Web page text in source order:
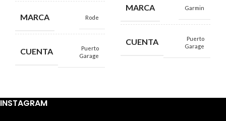
MARCA Rode
CUENTA
Puerto
Garage
MARCA Garmin
CUENTA
Puerto
Garage
INSTAGRAM